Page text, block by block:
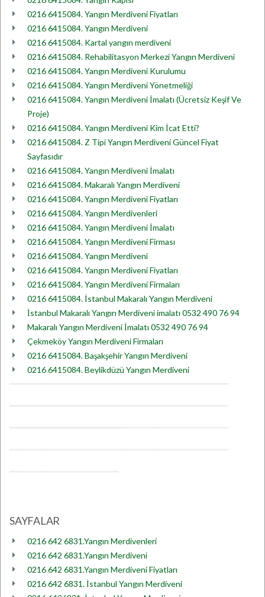
0216 6415084. Yangın Merdiveni Fiyatları
0216 6415084. Yangın Merdiveni
0216 6415084. Kartal yangın merdiveni
0216 6415084. Rehabilitasyon Merkezi Yangın Merdiveni
0216 6415084. Yangın Merdiveni Kurulumu
0216 6415084. Yangın Merdiveni Yönetmeliği
0216 6415084. Yangın Merdiveni İmalatı (Ücretsiz Keşif Ve
Proje)
0216 6415084. Yangın Merdiveni Kim İcat Etti?
0216 6415084. Z Tipi Yangın Merdiveni Güncel Fiyat
Sayfasıdır
0216 6415084. Yangın Merdiveni İmalatı
0216 6415084. Makaralı Yangın Merdiveni
0216 6415084. Yangın Merdiveni Fiyatları
0216 6415084. Yangın Merdivenleri
0216 6415084. Yangın Merdiveni İmalatı
0216 6415084. Yangın Merdiveni Firması
0216 6415084. Yangın Merdiveni
0216 6415084. Yangın Merdiveni Fiyatları
0216 6415084. Yangın Merdiveni Firmaları
0216 6415084. İstanbul Makaralı Yangın Merdiveni
İstanbul Makaralı Yangın Merdiveni imalatı 0532 490 76 94
Makaralı Yangın Merdiveni İmalatı 0532 490 76 94
Çekmeköy Yangın Merdiveni Firmaları
0216 6415084. Başakşehir Yangın Merdiveni
0216 6415084. Beylikdüzü Yangın Merdiveni
SAYFALAR
0216 642 6831.Yangın Merdivenleri
0216 642 6831.Yangın Merdiveni
0216 642 6831.Yangın Merdiveni Fiyatları
0216 642 6831. İstanbul Yangın Merdiveni